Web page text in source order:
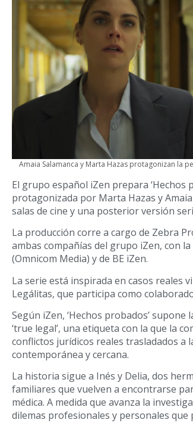
Amaia Salamanca y Marta Hazas protagonizan la
El grupo español iZen prepara ‘Hechos
protagonizada por Marta Hazas y
salas de cine y una posterior versión
La producción corre a cargo de Zebra
ambas compañías del grupo iZen, con
(Omnicom Media) y de BE iZen.
La serie está inspirada en casos reales
Legálitas, que participa como
Según iZen, ‘Hechos probados’
‘true legal’, una etiqueta con la que la
conflictos jurídicos reales trasladados a
contemporánea y cercana.
La historia sigue a Inés y Delia, dos
familiares que vuelven a encontrarse
médica. A medida que avanza la
dilemas profesionales y personales